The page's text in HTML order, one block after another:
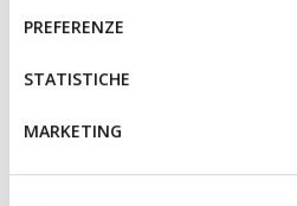
informazioni o per modificare
tue impostazioni, visita la nostra
consenso
PREFERENZE
STATISTICHE
MARKETING
Materials
Technologies